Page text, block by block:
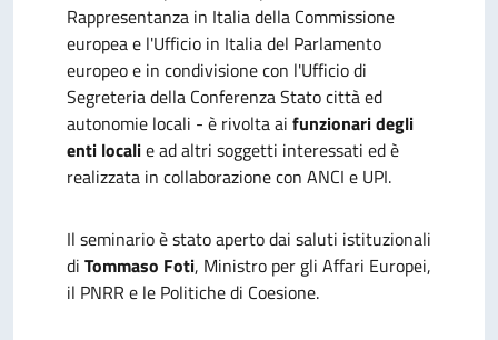
Rappresentanza in Italia della Commissione
europea e l'Ufficio in Italia del Parlamento
europeo e in condivisione con l'Ufficio di
Segreteria della Conferenza Stato città ed
autonomie locali - è rivolta ai funzionari degli
enti localie ad altri soggetti interessati ed è
realizzata in collaborazione con ANCI e UPI.
Il seminario è stato aperto dai saluti istituzionali
di Tommaso Foti, Ministro per gli Affari Europei,
il PNRR e le Politiche di Coesione.